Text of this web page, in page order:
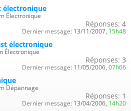
électronique
Électronique
Réponses: 4
Dernier message: 13/11/2007, 15h48
électronique
Électronique
Réponses: 3
Dernier message: 11/05/2006, 07h06
Dépannage
Réponses: 1
Dernier message: 13/04/2006, 14h20